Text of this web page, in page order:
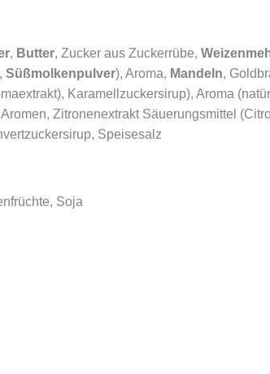
, Butter, Zucker aus Zuckerrübe,
, Süßmolkenpulver), Aroma, Mandeln,
Karamellzuckersirup), Aroma
Zitronenextrakt Säuerungsmittel
Speisesalz
Soja